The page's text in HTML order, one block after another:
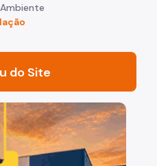
do Site
e uma gata rajada,